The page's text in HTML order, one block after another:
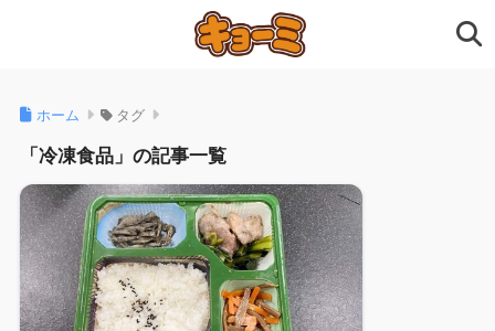
ホーム タグ
「冷凍食品」の記事一覧